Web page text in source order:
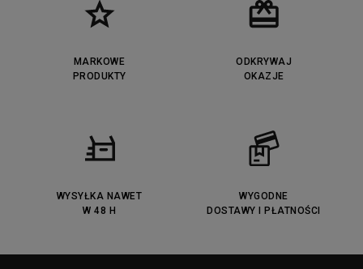
MARKOWE
PRODUKTY
ODKRYWAJ
OKAZJE
WYSYŁKA NAWET
W 48 H
WYGODNE
DOSTAWY I PŁATNOŚCI